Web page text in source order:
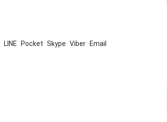
LINE Pocket Skype Viber Email